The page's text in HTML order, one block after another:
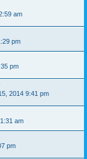
am
pm
pm
2014 9:41 pm
am
pm